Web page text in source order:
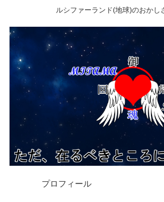
ルシファーランド(地球)のおかし
プロフィール